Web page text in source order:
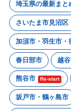
埼玉県の最新まと
さいたま市見沼区
加須市・羽生市・
春日部市 越
熊谷市 Re-start
坂戸市・鶴ヶ島市